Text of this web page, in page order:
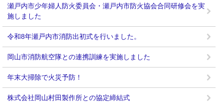
瀬戸内市少年婦人防火委員会・瀬戸内市防火協会合同研修会を実
施しました
令和8年瀬戸内市消防出初式を行いました。
岡山市消防航空隊との連携訓練を実施しました
年末大掃除で火災予防！
株式会社岡山村田製作所との協定締結式